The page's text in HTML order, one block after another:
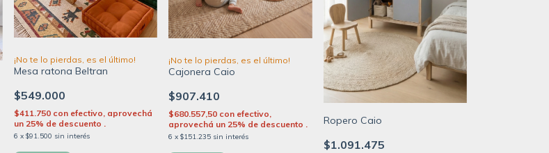
Mesa ratona Beltran
$549.000
6 x $91.500 sin interés
$411.750 con efectivo, aprovechá
un 25% de descuento .
¡No te lo pierdas, es el último!
Cajonera Caio
$907.410
6 x$151.235 sin interés
$680.557,50 con efectivo,
aprovechá un 25% de descuento .
¡No te lo pierdas, es el último!
Ropero Caio
$1.091.475